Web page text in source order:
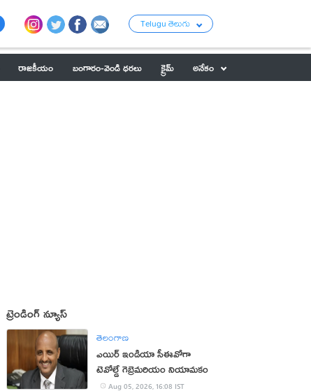
Telugu తెలుగు
రాజకీయం బంగారం-వెండి ధరలు క్రైమ్
అనేకం
ట్రెండింగ్ న్యూస్
తెలంగాణ
ఎయిర్ ఇండియా సీఈవోగా
టెవోల్డే గెబ్రెమరియం నియామకం
Aug 05, 2026, 16:08 IST